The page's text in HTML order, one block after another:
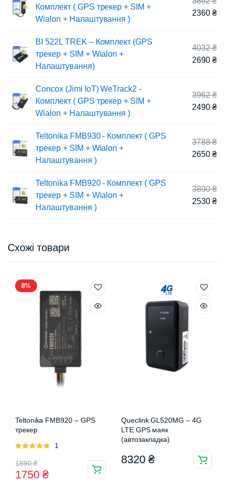
Комплект ( GPS трекер + SIM +
Wialon + Налаштування )
2360₴
BI 522L TREK – Комплект (GPS
трекер + SIM + Wialon +
Налаштування)
4032₴
2690₴
Concox (Jimi IoT) WeTrack2 -
Комплект ( GPS трекер + SIM +
Wialon + Налаштування )
3962₴
2490₴
Teltonika FMB930 - Комплект ( GPS
трекер + SIM + Wialon +
Налаштування )
3788₴
2650₴
Teltonika FMB920 - Комплект ( GPS
трекер + SIM + Wialon +
Налаштування )
3890₴
2530₴
Схожі товари
8%
Teltonika FMB920 – GPS
трекер
Оцінено
1
1890₴
Оригінальна
ціна:
1750 ₴
Поточна
ціна:
Queclink GL520MG – 4G
LTE GPS маяк
(автозакладка)
8320 ₴